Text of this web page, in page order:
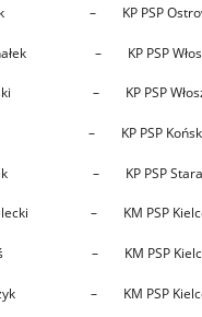
– KP PSP
– KP PSP
– KP PSP
Lis – KP PSP
– KP PSP
Bielecki – KM PSP
Woś – KM PSP
– KM PSP